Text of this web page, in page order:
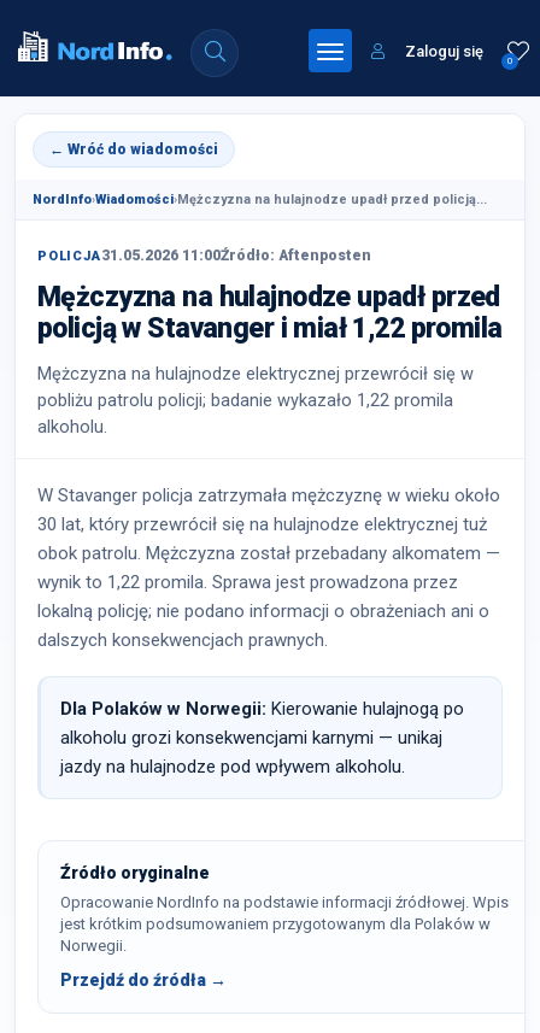
0
Zaloguj się
← Wróć do wiadomości
NordInfo›Wiadomości›Mężczyzna na hulajnodze upadł przed policją...
POLICJA31.05.2026 11:00Źródło: Aftenposten
Mężczyzna na hulajnodze upadł przed
policją w Stavanger i miał 1,22 promila
Mężczyzna na hulajnodze elektrycznej przewrócił się w
pobliżu patrolu policji; badanie wykazało 1,22 promila
alkoholu.
W Stavanger policja zatrzymała mężczyznę w wieku około
30 lat, który przewrócił się na hulajnodze elektrycznej tuż
obok patrolu. Mężczyzna został przebadany alkomatem —
wynik to 1,22 promila. Sprawa jest prowadzona przez
lokalną policję; nie podano informacji o obrażeniach ani o
dalszych konsekwencjach prawnych.
Dla Polaków w Norwegii: Kierowanie hulajnogą po
alkoholu grozi konsekwencjami karnymi — unikaj
jazdy na hulajnodze pod wpływem alkoholu.
Źródło oryginalne
Opracowanie NordInfo na podstawie informacji źródłowej. Wpis
jest krótkim podsumowaniem przygotowanym dla Polaków w
Norwegii.
Przejdź do źródła →